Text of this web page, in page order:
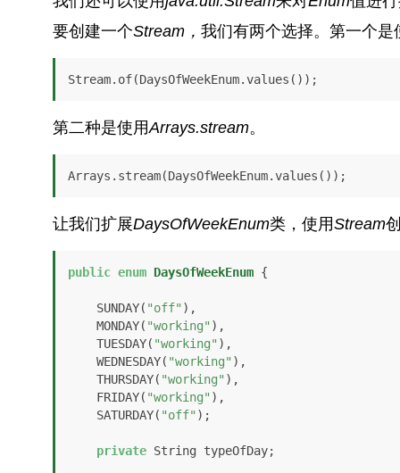
要创建一个Stream， 我们有两个选择。第一个是
Stream.of(DaysOfWeekEnum.values());
第二种是使用Arrays.stream。
Arrays.stream(DaysOfWeekEnum.values());
让我们扩展DaysOfWeekEnum类，使用Stream
public enum DaysOfWeekEnum {
    SUNDAY(
"off" ),
    MONDAY(
"working" ),
    TUESDAY(
"working" ),
    WEDNESDAY(
"working" ),
    THURSDAY(
"working" ),
    FRIDAY(
"working" ),
    SATURDAY(
"off" );
private String typeOfDay;